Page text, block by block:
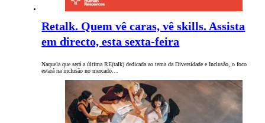
Retalk. Quem vê caras, vê skills. Assista
em directo, esta sexta-feira
Naquela que será a última RE(talk) dedicada ao tema da Diversidade e Inclusão, o foco
estará na inclusão no mercado…